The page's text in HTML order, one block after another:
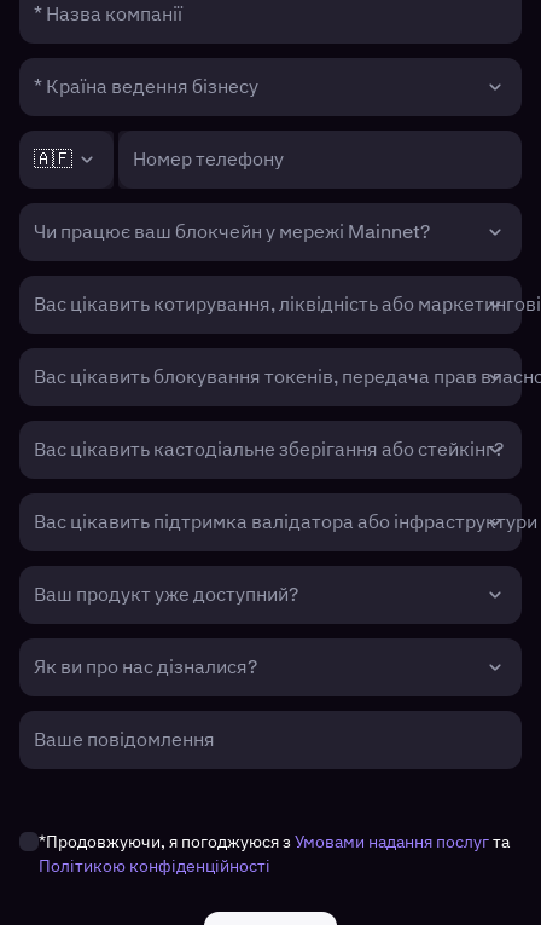
* Назва компанії
* Країна ведення бізнесу
🇦🇫 Номер телефону
Чи працює ваш блокчейн у мережі Mainnet?
Вас цікавить котирування, ліквідність або
Вас цікавить блокування токенів, передача прав
Вас цікавить кастодіальне зберігання або стейкінг?
Вас цікавить підтримка валідатора або інфраструктури
Ваш продукт уже доступний?
Як ви про нас дізналися?
Ваше повідомлення
*Продовжуючи, я погоджуюся з Умовами надання послугта
Політикою конфіденційності